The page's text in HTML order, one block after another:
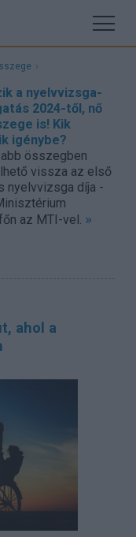
›
a nyelvvizsga-
2024-től, nő
is! Kik
igénybe?
összegben
vissza az első
nyelvvizsga díja -
az MTI-vel. »
ahol a